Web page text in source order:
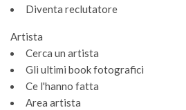
Diventa reclutatore
Artista
Cerca un artista
Gli ultimi book fotografici
Ce l'hanno fatta
Area artista
Gestione dei cookie